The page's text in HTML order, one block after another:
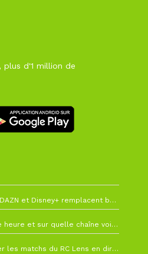
plus d'1 million de
La Liga change de diffuseur : DAZN et Disney+ remplacent beIN Sports !
RC Lens – Villarreal : à quelle heure et sur quelle chaîne voir la finale de la Como Cup ?
Como Cup : comment regarder les matchs du RC Lens en direct ?